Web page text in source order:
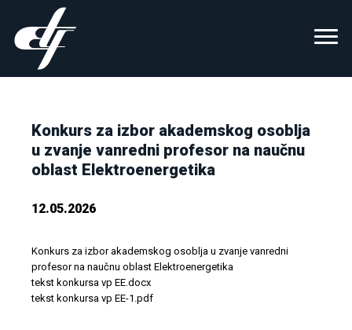
Konkurs za izbor akademskog osoblja
u zvanje vanredni profesor na naučnu
oblast Elektroenergetika
12.05.2026
Konkurs za izbor akademskog osoblja u zvanje vanredni
profesor na naučnu oblast Elektroenergetika
tekst konkursa vp EE.docx
tekst konkursa vp EE-1.pdf